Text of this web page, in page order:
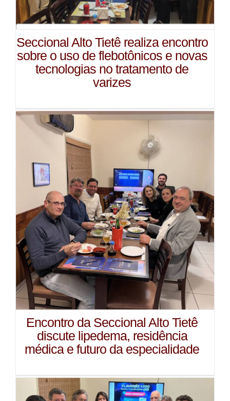
Seccional Alto Tietê realiza encontro
sobre o uso de flebotônicos e novas
tecnologias no tratamento de
varizes
Encontro da Seccional Alto Tietê
discute lipedema, residência
médica e futuro da especialidade